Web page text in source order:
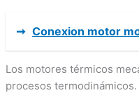
➞ Conexion motor
Los motores térmicos
procesos